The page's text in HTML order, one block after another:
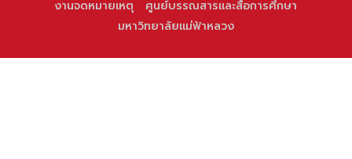
งานจดหมายเหตุ
ศูนย์บรรณสารและสื่อการศึกษา
มหาวิทยาลัยแม่ฟ้าหลวง